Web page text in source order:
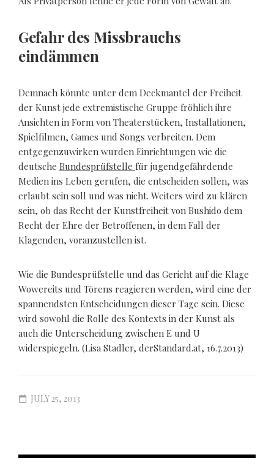
Gefahr des Missbrauchs
eindämmen
Demnach könnte unter dem Deckmantel der Freiheit
der Kunst jede extremistische Gruppe fröhlich ihre
Ansichten in Form von Theaterstücken, Installationen,
Spielfilmen, Games und Songs verbreiten. Dem
entgegenzuwirken wurden Einrichtungen wie die
deutsche Bundesprüfstelle für jugendgefährdende
Medien ins Leben gerufen, die entscheiden sollen, was
erlaubt sein soll und was nicht. Weiters wird zu klären
sein, ob das Recht der Kunstfreiheit von Bushido dem
Recht der Ehre der Betroffenen, in dem Fall der
Klagenden, voranzustellen ist.
Wie die Bundesprüfstelle und das Gericht auf die Klage
Wowereits und Törens reagieren werden, wird eine der
spannendsten Entscheidungen dieser Tage sein. Diese
wird sowohl die Rolle des Kontexts in der Kunst als
auch die Unterscheidung zwischen E und U
widerspiegeln. (Lisa Stadler, derStandard.at, 16.7.2013)
JULY 25, 2013